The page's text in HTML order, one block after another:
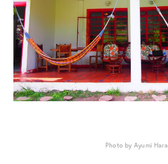
Photo by Ayumi Hara